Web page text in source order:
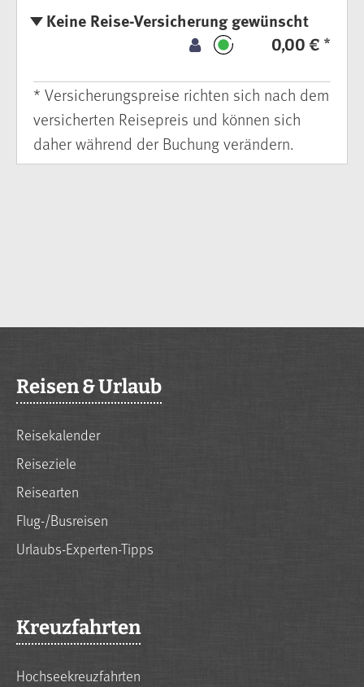
Keine Reise-Versicherung gewünscht
0,00 € *
* Versicherungspreise richten sich nach dem
versicherten Reisepreis und können sich
daher während der Buchung verändern.
Reisen & Urlaub
Reisekalender
Reiseziele
Reisearten
Flug-/Busreisen
Urlaubs-Experten-Tipps
Kreuzfahrten
Hochseekreuzfahrten